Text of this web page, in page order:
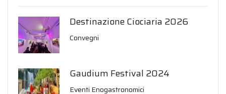
Destinazione Ciociaria 2026
Convegni
Gaudium Festival 2024
Eventi Enogastronomici